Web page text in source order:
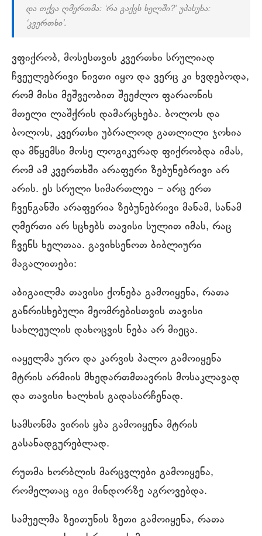
და თქვა ღმერთმა: ‘რა გაქვს ხელში?’ უპასუხა:
‘კვერთხი’.
ვფიქრობ, მოსესთვის კვერთხი სრულიად
ჩვეულებრივი ნივთი იყო და ვერც კი ხვდებოდა,
რომ მისი მეშვეობით შეეძლო ფარაონის
მთელი ლაშქრის დამარცხება. ბოლოს და
ბოლოს, კვერთხი უბრალოდ გათლილი ჯოხია
და მწყემსი მოსე ლოგიკურად ფიქრობდა იმას,
რომ ამ კვერთხში არაფერი ზებუნებრივი არ
არის. ეს სრული სიმართლეა − არც ერთ
ჩვენგანში არაფერია ზებუნებრივი მანამ, სანამ
ღმერთი არ სცხებს თავისი სულით იმას, რაც
ჩვენს ხელთაა. გავიხსენოთ ბიბლიური
მაგალითები:
აბიგაილმა თავისი ქონება გამოიყენა, რათა
განრისხებული მეომრებისთვის თავისი
სახლეულის დახოცვის ნება არ მიეცა.
იაყელმა ურო და კარვის პალო გამოიყენა
მტრის არმიის მხედართმთავრის მოსაკლავად
და თავისი ხალხის გადასარჩენად.
სამსონმა ვირის ყბა გამოიყენა მტრის
გასანადგურებლად.
რუთმა ხორბლის მარცვლები გამოიყენა,
რომელთაც იგი მინდორზე აგროვებდა.
სამუელმა ზეითუნის ზეთი გამოიყენა, რათა